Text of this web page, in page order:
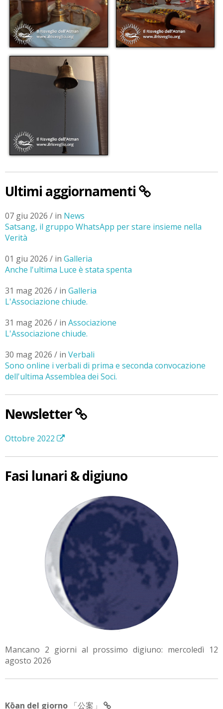
Ultimi aggiornamenti
07 giu 2026 / in News
Satsang, il gruppo WhatsApp per stare insieme nella
Verità
01 giu 2026 / in Galleria
Anche l'ultima Luce è stata spenta
31 mag 2026 / in Galleria
L'Associazione chiude.
31 mag 2026 / in Associazione
L'Associazione chiude.
30 mag 2026 / in Verbali
Sono online i verbali di prima e seconda convocazione
dell'ultima Assemblea dei Soci.
Newsletter
Ottobre 2022
Fasi lunari & digiuno
Mancano 2 giorni al prossimo digiuno: mercoledì 12
agosto 2026
Kōan del giorno 「公案」